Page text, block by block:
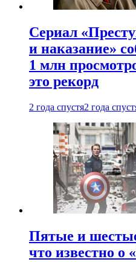
Сериал
и наказание»
1 млн
это рекорд
2 года спустя2 года
Пятые и
что известно о